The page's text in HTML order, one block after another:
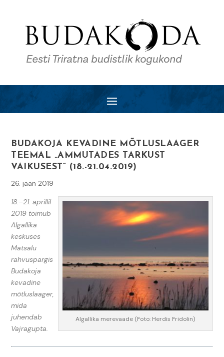
BUDAKOJA KEVADINE MÕTLUSLAAGER
TEEMAL „AMMUTADES TARKUST
VAIKUSEST“ (18.-21.04.2019)
26. jaan 2019
Algallika merevaade (Foto: Herdis Fridolin)
18.–21. aprillil
2019 toimub
Algallika
keskuses
Matsalu
rahvuspargis
Budakoja
kevadine
mõtluslaager,
mida
juhendab
Vajragupta.